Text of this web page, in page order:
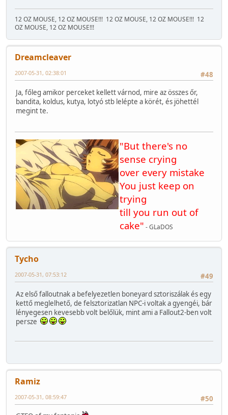
12 OZ MOUSE, 12 OZ MOUSE!!! 12 OZ MOUSE, 12 OZ MOUSE!!! 12
OZ MOUSE, 12 OZ MOUSE!!!
Dreamcleaver
#48
2007-05-31, 02:38:01
Ja, főleg amikor perceket kellett várnod, mire az összes őr,
bandita, koldus, kutya, lotyó stb lelépte a körét, és jöhettél
megint te.
"But there's no
sense crying
over every mistake
You just keep on
trying
till you run out of
cake" - GLaDOS
Tycho
#49
2007-05-31, 07:53:12
Az első falloutnak a befelyezetlen boneyard sztoriszálak és egy
kettő meglelhető, de felsztorizatlan NPC-i voltak a gyengéi, bár
lényegesen kevesebb volt belőlük, mint ami a Fallout2-ben volt
persze
Ramiz
#50
2007-05-31, 08:59:47